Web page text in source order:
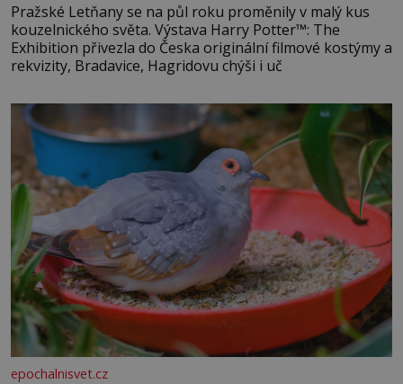
Pražské Letňany se na půl roku proměnily v malý kus
kouzelnického světa. Výstava Harry Potter™: The
Exhibition přivezla do Česka originální filmové kostýmy a
rekvizity, Bradavice, Hagridovu chýši i uč
epochalnisvet.cz